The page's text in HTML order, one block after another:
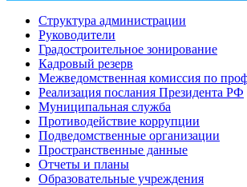
Структура администрации
Руководители
Градостроительное зонирование
Кадровый резерв
Межведомственная комиссия по
Реализация послания Президента РФ
Муниципальная служба
Противодействие коррупции
Подведомственные организации
Пространственные данные
Отчеты и планы
Образовательные учреждения